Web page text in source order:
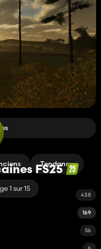
FS25
1 sur 15
Tendance
438
169
56